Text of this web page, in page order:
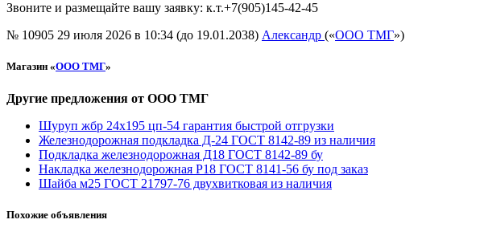
Звоните и размещайте вашу заявку: к.т.+7(905)145-42-45
№ 10905 29 июля 2026 в 10:34 (до 19.01.2038) Александр («ООО ТМГ»)
Магазин «ООО ТМГ»
Другие предложения от ООО ТМГ
Шуруп жбр 24х195 цп-54 гарантия быстрой отгрузки
Железнодорожная подкладка Д-24 ГОСТ 8142-89 из наличия
Подкладка железнодорожная Д18 ГОСТ 8142-89 бу
Накладка железнодорожная Р18 ГОСТ 8141-56 бу под заказ
Шайба м25 ГОСТ 21797-76 двухвитковая из наличия
Похожие объявления